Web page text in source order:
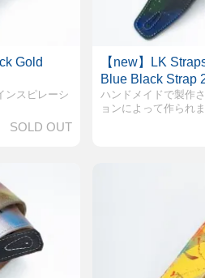
Gold
ンスピレーシ
SOLD OUT
【new】LK
Blue Black Strap
ハンドメイドで製作
ョンによって作られ